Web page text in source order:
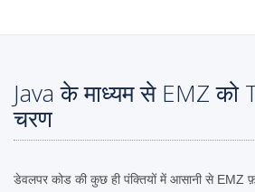
Java के माध्यम से EMZ
चरण
डेवलपर कोड की कुछ ही पंक्तियों में आसानी से EMZ